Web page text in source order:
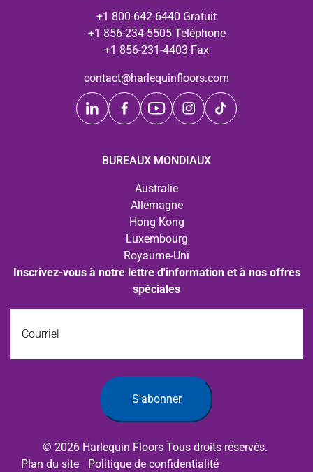
+1 800-642-6440 Gratuit
+1 856-234-5505 Téléphone
+1 856-231-4403 Fax
contact@harlequinfloors.com
BUREAUX MONDIAUX
Australie
Allemagne
Hong Kong
Luxembourg
Royaume-Uni
Inscrivez-vous à notre lettre d'information et à nos offres
spéciales
S'abonner
© 2026 Harlequin Floors Tous droits réservés.
Plan du site
Politique de confidentialité